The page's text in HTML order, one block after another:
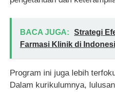
BACA JUGA:
Strategi
Farmasi Klinik di
Program ini juga lebih
Dalam kurikulumnya,